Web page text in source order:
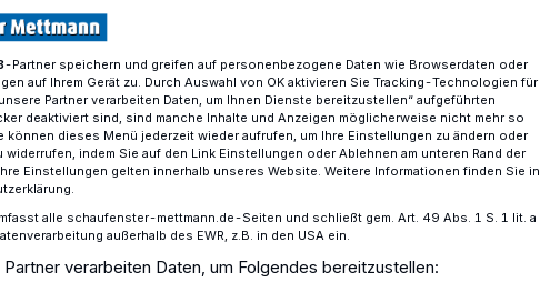
Chio
zum
-Partner speichern und greifen auf personenbezogene Daten wie Browserdaten oder
auf Ihrem Gerät zu. Durch Auswahl von OK aktivieren Sie Tracking-Technologien für
Partner verarbeiten Daten, um Ihnen Dienste bereitzustellen“ aufgeführten
deaktiviert sind, sind manche Inhalte und Anzeigen möglicherweise nicht mehr so
können dieses Menü jederzeit wieder aufrufen, um Ihre Einstellungen zu ändern oder
widerrufen, indem Sie auf den Link Einstellungen oder Ablehnen am unteren Rand der
Einstellungen gelten innerhalb unseres Website. Weitere Informationen finden Sie in
alle schaufenster-mettmann.de-Seiten und schließt gem. Art. 49 Abs. 1 S. 1 lit. a
außerhalb des EWR, z.B. in den USA ein.
verarbeiten Daten, um Folgendes bereitzustellen: